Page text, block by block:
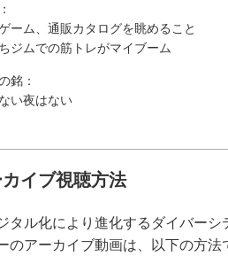
ーム、通販カタログを眺めること
ジムでの筋トレがマイブーム
銘：
い夜はない
イブ視聴方法
タル化により進化するダイバー
のアーカイブ動画は、以下の方法